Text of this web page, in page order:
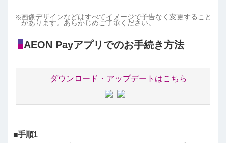
画像デザインなどはすべてイメージで予告なく変更すること
があります。あらかじめご了承ください。
AEON Payアプリでのお手続き方法
ダウンロード・アップデートはこちら
■手順1